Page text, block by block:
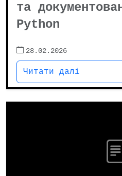
та
Python
28.02.2026
Читати далі